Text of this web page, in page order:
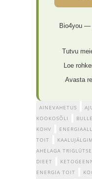
Bio4you —
Tutvu
Loe
Avasta
AINEVAHETUS
KOOKOSÕLI
KOHV
TOIT
AHELAGA
DIEET
ENERGIA TOIT